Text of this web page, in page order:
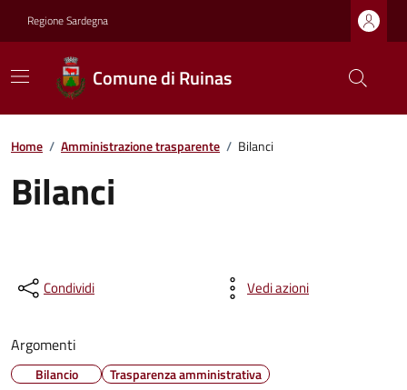
Regione Sardegna
Comune di Ruinas
Home / Amministrazione trasparente / Bilanci
Bilanci
Condividi Vedi azioni
Argomenti
Bilancio Trasparenza amministrativa